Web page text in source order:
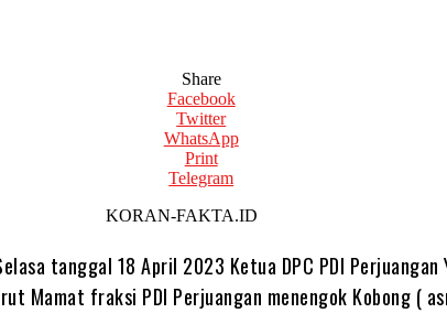
Share
Facebook
Twitter
WhatsApp
Print
Telegram
KORAN-FAKTA.ID
tanggal 18 April 2023 Ketua DPC PDI Perjuangan
Mamat fraksi PDI Perjuangan menengok Kobong (